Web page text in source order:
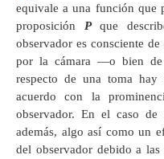
equivale a una función que
proposición Pque
observador es consciente
por la cámara —o bien
respecto de una toma hay
acuerdo con la
observador. En el caso
además, algo así como un
del observador debido a